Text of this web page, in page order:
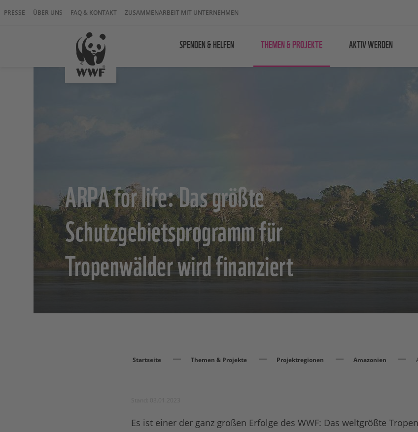
PRESSE ÜBER UNS FAQ & KONTAKT ZUSAMMENARBEIT MIT UNTERNEHMEN
SPENDEN & HELFEN THEMEN & PROJEKTE AKTIV WERDEN
ARPA for life: Das größte
Schutzgebietsprogramm für
Tropenwälder wird finanziert
Startseite Themen & Projekte Projektregionen Amazonien
Es ist einer der ganz großen Erfolge des WWF: Das weltgrößte